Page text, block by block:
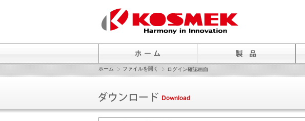
ホーム ファイルを開く ログイン確認画面